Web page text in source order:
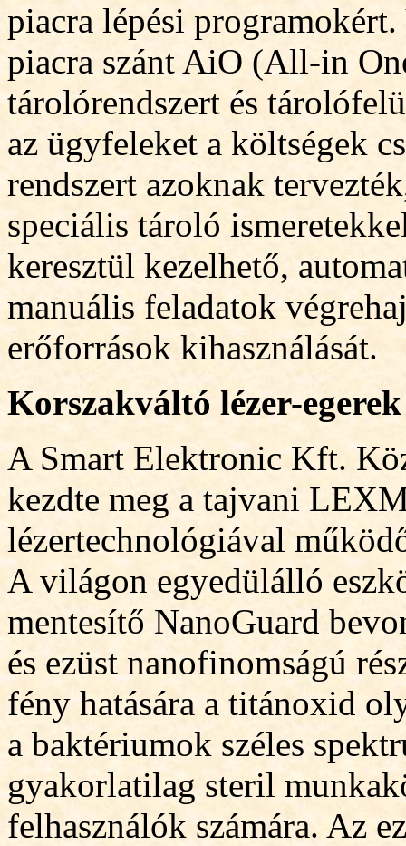
piacra lépési
piacra szánt AiO (All-in
tárolórendszert és
az ügyfeleket a költségek
rendszert azoknak
speciális tároló
keresztül kezelhető,
manuális feladatok
erőforrások kihasználását.
Korszakváltó lézer-
A Smart Elektronic Kft.
kezdte meg a tajvani
lézertechnológiával
A világon egyedülálló
mentesítő NanoGuard
és ezüst nanofinomságú
fény hatására a titánoxid
a baktériumok széles
gyakorlatilag steril
felhasználók számára. Az